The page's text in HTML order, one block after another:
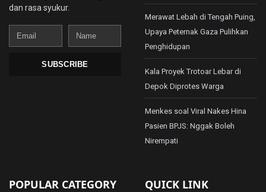
dan rasa syukur.
Email
Name
SUBSCRIBE
Merawat Lebah di Tengah Puing,
Upaya Peternak Gaza Pulihkan
Penghidupan
Kala Proyek Trotoar Lebar di
Depok Diprotes Warga
Menkes soal Viral Nakes Hina
Pasien BPJS: Nggak Boleh
Nirempati
POPULAR CATEGORY QUICK LINK